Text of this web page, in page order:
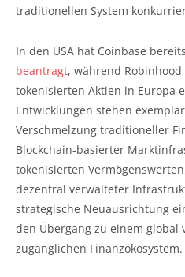
traditionellen System
In den USA hat Coinbase
beantragt, während
tokenisierten Aktien in Europa
Entwicklungen stehen
Verschmelzung traditioneller
Blockchain-basierter
tokenisierten
dezentral verwalteter
strategische Neuausrichtung
den Übergang zu einem global
zugänglichen Finanzökosystem.